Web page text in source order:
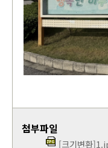
첨부파일
[크기변환